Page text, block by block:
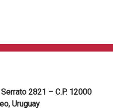
2821 – C.P. 12000
Uruguay